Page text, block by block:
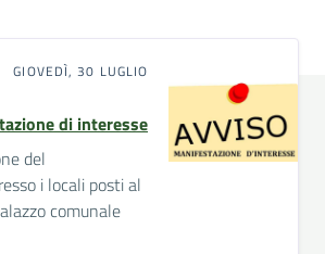
GIOVEDÌ, 30 LUGLIO
di interesse
del
i locali posti al
comunale